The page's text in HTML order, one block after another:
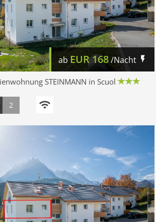
ab EUR168/Nacht
STEINMANN in Scuol
2